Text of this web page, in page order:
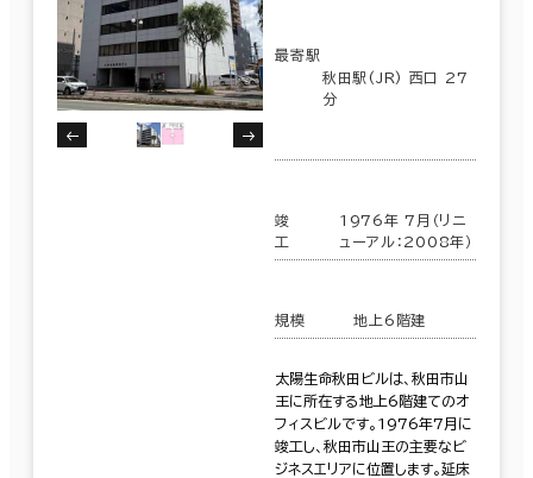
最寄駅
秋田駅(JR) 西口 27
分
竣
工
1976年 7月（リニ
ューアル：2008年）
規模 地上6階建
太陽生命秋田ビルは、秋田市山
王に所在する地上6階建てのオ
フィスビルです。1976年7月に
竣工し、秋田市山王の主要なビ
ジネスエリアに位置します。延床